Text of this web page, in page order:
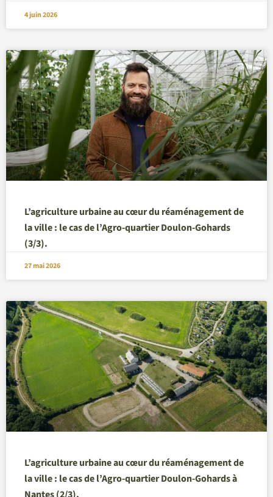
4 juin 2026
L’agriculture urbaine au cœur du réaménagement de
la ville : le cas de l’Agro-quartier Doulon-Gohards
(3/3).
27 mai 2026
L’agriculture urbaine au cœur du réaménagement de
la ville : le cas de l’Agro-quartier Doulon-Gohards à
Nantes (2/3).